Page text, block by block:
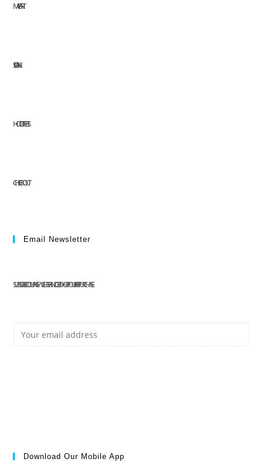
MY CART
SIGN IN
HOT OFFERS
CHECKOUT
Email Newsletter
SUBSCRIBE TO OUR NEWSLETTER AND GET 10% OFF YOUR FIRST PURCHASE
Download Our Mobile App